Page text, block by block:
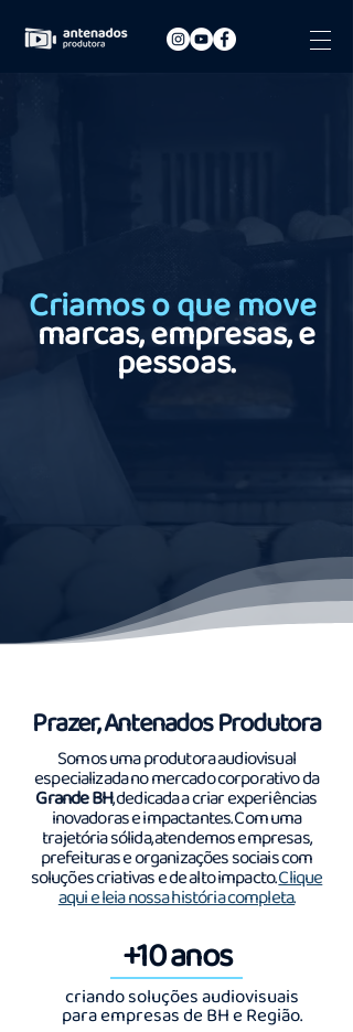
Criamos o que move
marcas,empresas, e
pessoas.
Prazer, Antenados Produtora
Somos uma produtora audiovisual
especializada no mercado corporativo da
Grande BH, dedicada a criar experiências
inovadoras e impactantes. Com uma
trajetória sólida, atendemos empresas,
prefeituras e organizações sociais com
soluções criativas e de alto impacto.Clique
aqui e leia nossa história completa.
+10 anos
criando soluções audiovisuais
para empresas de BH e Região.